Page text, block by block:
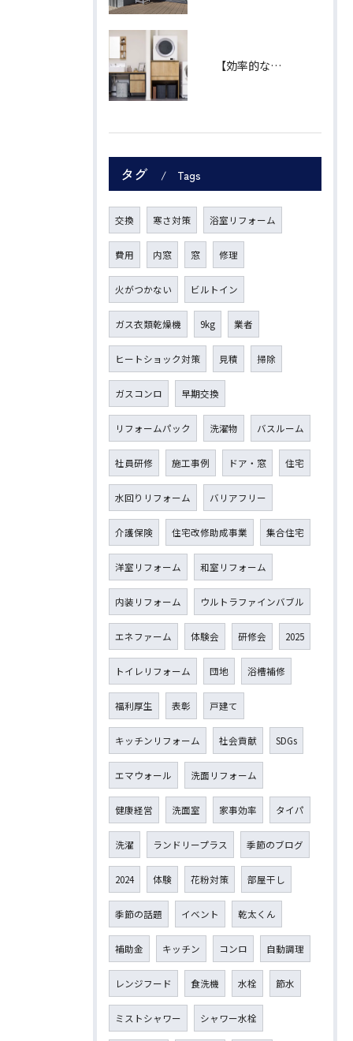
【効率的な家事導線】"ランドリープラス"で、あなたの暮らしをもっと自由に。
タグ Tags
交換 寒さ対策 浴室リフォーム
費用 内窓 窓 修理
火がつかない ビルトイン
ガス衣類乾燥機 9kg 業者
ヒートショック対策 見積 掃除
ガスコンロ 早期交換
リフォームパック 洗濯物 バスルーム
社員研修 施工事例 ドア・窓 住宅
水回りリフォーム バリアフリー
介護保険 住宅改修助成事業 集合住宅
洋室リフォーム 和室リフォーム
内装リフォーム ウルトラファインバブル
エネファーム 体験会 研修会 2025
トイレリフォーム 団地 浴槽補修
福利厚生 表彰 戸建て
キッチンリフォーム 社会貢献 SDGs
エマウォール 洗面リフォーム
健康経営 洗面室 家事効率 タイパ
洗濯 ランドリープラス 季節のブログ
2024 体験 花粉対策 部屋干し
季節の話題 イベント 乾太くん
補助金 キッチン コンロ 自動調理
レンジフード 食洗機 水栓 節水
ミストシャワー シャワー水栓